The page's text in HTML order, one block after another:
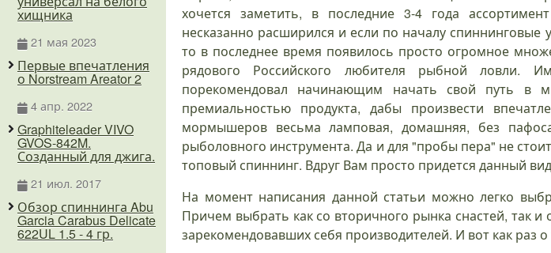
хочется заметить, в последние 3-4 года
несказанно расширился и если по началу
то в последнее время появилось просто огромное
рядового Российского любителя рыбной ловли.
порекомендовал начинающим начать свой путь в
премиальностью продукта, дабы произвести
мормышеров весьма ламповая, домашняя, без
рыболовного инструмента. Да и для "пробы пера" не
топовый спиннинг. Вдруг Вам просто придется данный
На момент написания данной статьи можно легко
Причем выбрать как со вторичного рынка снастей, так
зарекомендовавших себя производителей. И вот как раз
хищника
21 мая 2023
Первые впечатления
о Norstream Areator 2
4 апр. 2022
Graphiteleader VIVO
GVOS-842M.
Созданный для джига.
21 июл. 2017
Обзор спиннинга Abu
Garcia Carabus Delicate
622UL 1.5 - 4 гр.